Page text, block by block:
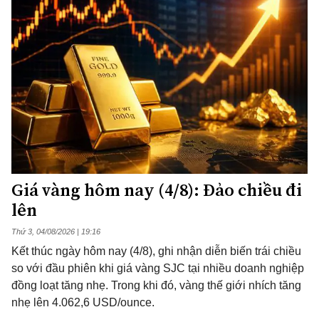
Giá vàng hôm nay (4/8): Đảo chiều đi
lên
Thứ 3, 04/08/2026 | 19:16
Kết thúc ngày hôm nay (4/8), ghi nhận diễn biến trái chiều
so với đầu phiên khi giá vàng SJC tại nhiều doanh nghiệp
đồng loạt tăng nhẹ. Trong khi đó, vàng thế giới nhích tăng
nhẹ lên 4.062,6 USD/ounce.